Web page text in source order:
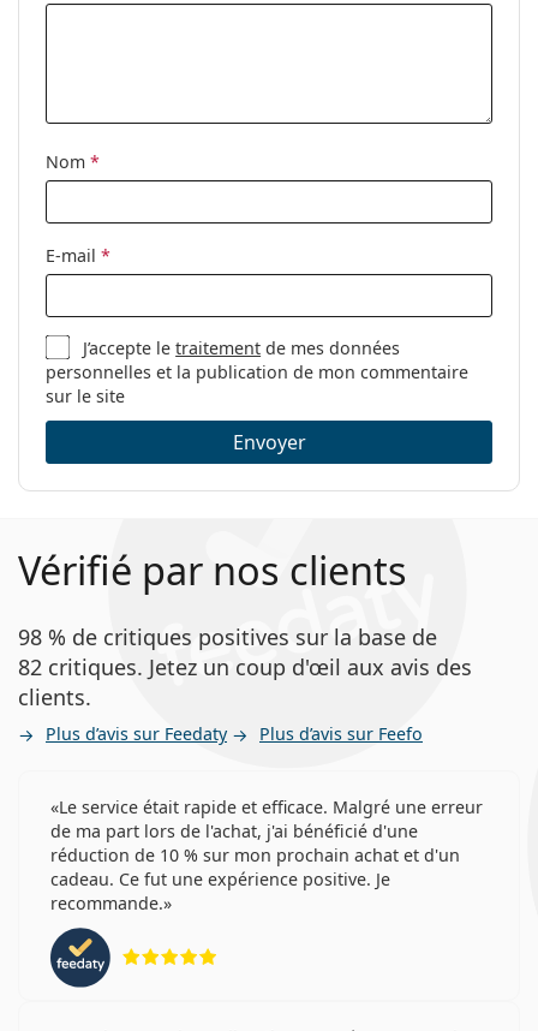
Nom *
E-mail *
J’accepte letraitement de mes données
personnelles et la publication de mon commentaire
sur le site
Envoyer
Vérifié par nos clients
98 % de critiques positives sur la base de
82 critiques. Jetez un coup d'œil aux avis des
clients.
Plus d’avis sur Feedaty Plus d’avis sur Feefo
Le service était rapide et efficace. Malgré une erreur
de ma part lors de l'achat, j'ai bénéficié d'une
réduction de 10 % sur mon prochain achat et d'un
cadeau. Ce fut une expérience positive. Je
recommande.